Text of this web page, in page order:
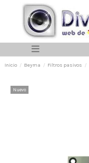
Inicio Beyma Filtros pasivos
Nuevo